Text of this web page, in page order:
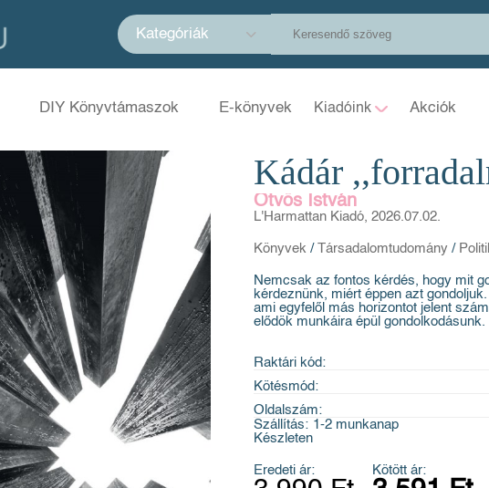
Kategóriák
DIY Könyvtámaszok E-könyvek Kiadóink Akciók
Kádár
Ötvös István
L'Harmattan Kiadó, 2026.07.02.
Könyvek / Társadalomtudomány /
Nemcsak az fontos kérdés, hogy mit
kérdeznünk, miért éppen azt
ami egyfelől más horizontot jelent
elődök munkáira épül gondolkodásunk.
Raktári kód:
Kötésmód:
Oldalszám:
Szállítás: 1-2 munkanap
Készleten
Eredeti ár: Kötött ár: